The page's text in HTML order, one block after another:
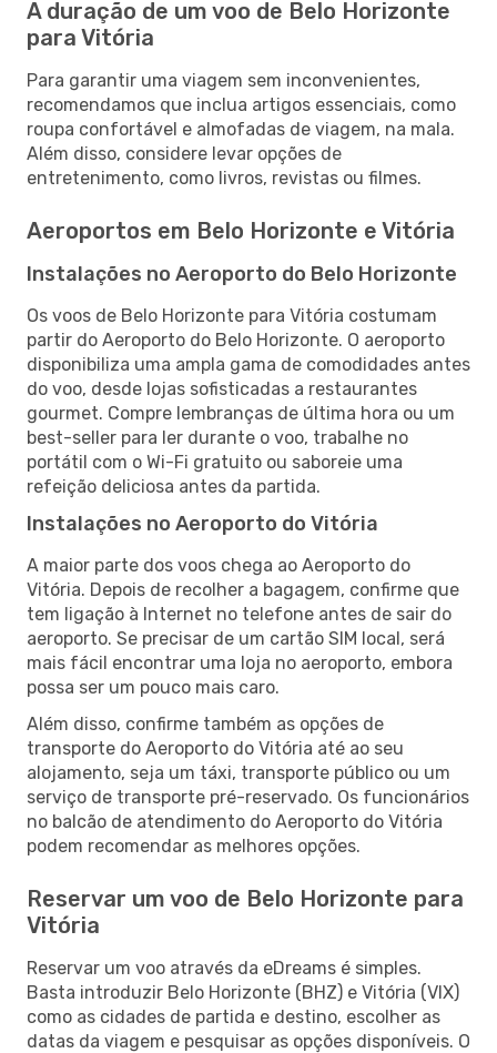
A duração de um voo de Belo Horizonte
para Vitória
Para garantir uma viagem sem inconvenientes,
recomendamos que inclua artigos essenciais, como
roupa confortável e almofadas de viagem, na mala.
Além disso, considere levar opções de
entretenimento, como livros, revistas ou filmes.
Aeroportos em Belo Horizonte e Vitória
Instalações no Aeroporto do Belo Horizonte
Os voos de Belo Horizonte para Vitória costumam
partir do Aeroporto do Belo Horizonte. O aeroporto
disponibiliza uma ampla gama de comodidades antes
do voo, desde lojas sofisticadas a restaurantes
gourmet. Compre lembranças de última hora ou um
best-seller para ler durante o voo, trabalhe no
portátil com o Wi-Fi gratuito ou saboreie uma
refeição deliciosa antes da partida.
Instalações no Aeroporto do Vitória
A maior parte dos voos chega ao Aeroporto do
Vitória. Depois de recolher a bagagem, confirme que
tem ligação à Internet no telefone antes de sair do
aeroporto. Se precisar de um cartão SIM local, será
mais fácil encontrar uma loja no aeroporto, embora
possa ser um pouco mais caro.
Além disso, confirme também as opções de
transporte do Aeroporto do Vitória até ao seu
alojamento, seja um táxi, transporte público ou um
serviço de transporte pré-reservado. Os funcionários
no balcão de atendimento do Aeroporto do Vitória
podem recomendar as melhores opções.
Reservar um voo de Belo Horizonte para
Vitória
Reservar um voo através da eDreams é simples.
Basta introduzir Belo Horizonte (BHZ) e Vitória (VIX)
como as cidades de partida e destino, escolher as
datas da viagem e pesquisar as opções disponíveis. O